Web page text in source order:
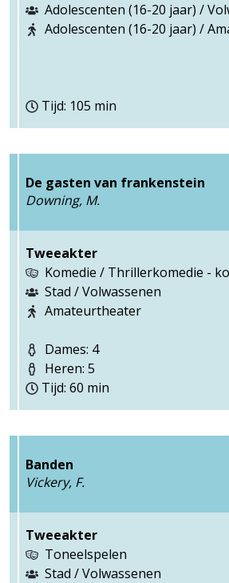
Adolescenten (16-20 jaar) /
Adolescenten (16-20 jaar) /
Tijd: 105 min
De gasten van frankenstein
Downing, M.
Tweeakter
Komedie / Thrillerkomedie -
Stad / Volwassenen
Amateurtheater
Dames: 4
Heren: 5
Tijd: 60 min
Banden
Vickery, F.
Tweeakter
Toneelspelen
Stad / Volwassenen